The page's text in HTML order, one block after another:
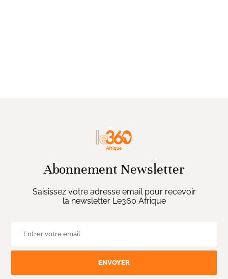
Abonnement Newsletter
Saisissez votre adresse email pour recevoir
la newsletter Le360 Afrique
ENVOYER